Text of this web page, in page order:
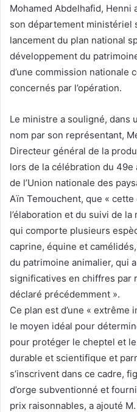
Mohamed Abdelhafid, Henni
son département ministériel
lancement du plan national
développement du
d’une commission nationale
concernés par l’opération.
Le ministre a souligné, dans
nom par son représentant,
Directeur général de la
lors de la célébration du
de l’Union nationale des
Aïn Temouchent, que «
l’élaboration et du suivi de
qui comporte plusieurs
caprine, équine et
du patrimoine animalier, qui
significatives en chiffres par
déclaré précédemment ».
Ce plan est d’une «
le moyen idéal pour
pour protéger le cheptel et
durable et scientifique et
s’inscrivent dans ce cadre,
d’orge subventionné et
prix raisonnables, a ajouté